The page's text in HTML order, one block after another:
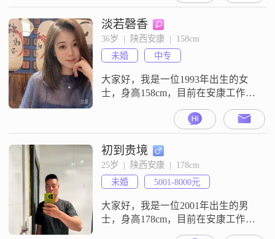
##3002##我性格善解人意，非常注
重健康管理，喜欢美食烹饪，也是
一名游泳爱好者##3002##在感情
中，我始终坚持信任与包容的原
则，拒绝冷战，认为互相支持是维
系关系的关键##3002
淡若磬香
36岁  |  陕西安康  |  158cm
未婚
中专
大家好，我是一位1993年出生的女
士，身高158cm，目前在安康工作
在3000元以下##3002##我性格温柔
体贴，总是希望能给身边的人带来
温暖和关怀##3002##我对待生活非
常乐观积极，无论遇到什么困难，
都能以积极的态度去面对##3002##
我是一个独立自信的人，相信自己
有能力
初到贵境
25岁  |  陕西安康  |  178cm
未婚
5001-8000元
大家好，我是一位2001年出生的男
士，身高178cm，目前在安康工作
##3002##我的月收入在5001到8000